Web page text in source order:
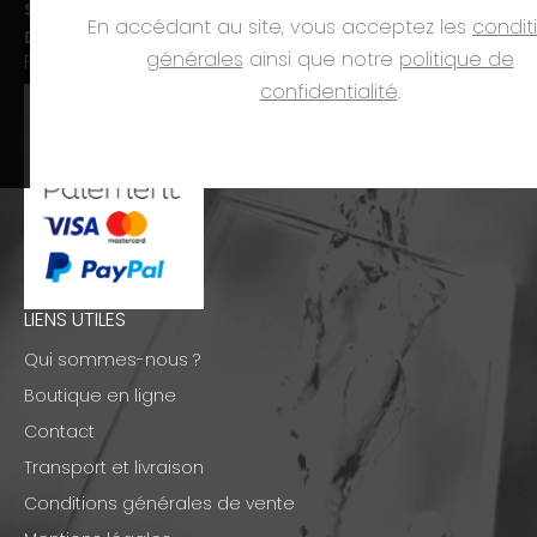
En accédant au site, vous acceptez les
générales ainsi que notre politique de
confidentialité.
Sam. :
Dim. et jours fériés :fermé
PAIEMENTS
LIENS UTILES
Qui sommes-nous ?
Boutique en ligne
Contact
Transport et livraison
Conditions générales de vente